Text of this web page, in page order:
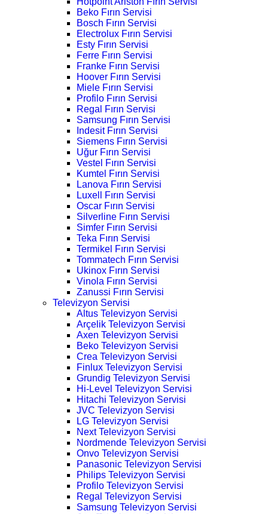
Beko Fırın Servisi
Bosch Fırın Servisi
Electrolux Fırın Servisi
Esty Fırın Servisi
Ferre Fırın Servisi
Franke Fırın Servisi
Hoover Fırın Servisi
Miele Fırın Servisi
Profilo Fırın Servisi
Regal Fırın Servisi
Samsung Fırın Servisi
Indesit Fırın Servisi
Siemens Fırın Servisi
Uğur Fırın Servisi
Vestel Fırın Servisi
Kumtel Fırın Servisi
Lanova Fırın Servisi
Luxell Fırın Servisi
Oscar Fırın Servisi
Silverline Fırın Servisi
Simfer Fırın Servisi
Teka Fırın Servisi
Termikel Fırın Servisi
Tommatech Fırın Servisi
Ukinox Fırın Servisi
Vinola Fırın Servisi
Zanussi Fırın Servisi
Televizyon Servisi
Altus Televizyon Servisi
Arçelik Televizyon Servisi
Axen Televizyon Servisi
Beko Televizyon Servisi
Crea Televizyon Servisi
Finlux Televizyon Servisi
Grundig Televizyon Servisi
Hi-Level Televizyon Servisi
Hitachi Televizyon Servisi
JVC Televizyon Servisi
LG Televizyon Servisi
Next Televizyon Servisi
Nordmende Televizyon Servisi
Onvo Televizyon Servisi
Panasonic Televizyon Servisi
Philips Televizyon Servisi
Profilo Televizyon Servisi
Regal Televizyon Servisi
Samsung Televizyon Servisi